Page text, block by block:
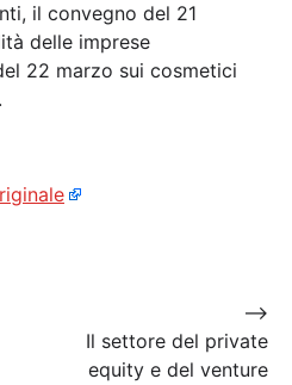
il convegno del 21
delle imprese
22 marzo sui cosmetici
Il settore del private
equity e del venture
⟶